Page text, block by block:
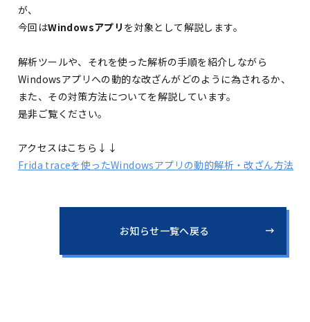
が、
今回はWindowsアプリ を対象として解説します。
解析ツールや、それを使った解析の手順を紹介しながら
Windowsアプリへの動的な改ざんがどのように為されるか、
また、その対策方法についてを解説しています。
是非ご覧ください。
アクセスはこちら↓↓
Frida traceを使ったWindowsアプリの動的解析・改ざん方法
お知らせ一覧へ戻る